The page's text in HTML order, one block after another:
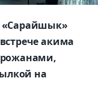
«Сарайшык»
акима
на